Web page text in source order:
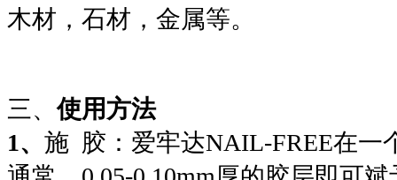
木材，石材，金属等。
三、使用方法
1、 施 胶：爱牢达NAIL-FREE在一